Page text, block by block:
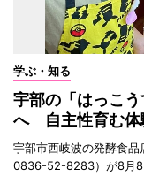
学ぶ・知る
宇部の「はっこ
へ 自主性育む体
宇部市西岐波の発酵食品
0836-52-8283）が8月8